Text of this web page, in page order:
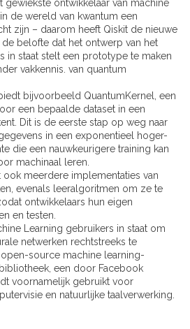
gewiekste ontwikkelaar van machine
de wereld van kwantum een
zijn – daarom heeft Qiskit de nieuwe
belofte dat het ontwerp van het
in staat stelt een prototype te maken
vakkennis. van quantum
bijvoorbeeld QuantumKernel, een
een bepaalde dataset in een
Dit is de eerste stap op weg naar
in een exponentieel hoger-
die een nauwkeurigere training kan
machinaal leren.
meerdere implementaties van
evenals leeralgoritmen om ze te
ontwikkelaars hun eigen
en testen.
Learning gebruikers in staat om
netwerken rechtstreeks te
source machine learning-
een door Facebook
voornamelijk gebruikt voor
en natuurlijke taalverwerking.